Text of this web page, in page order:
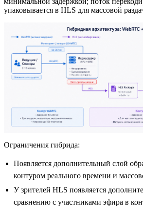
упаковывается в HLS для массовой
Ограничения гибрида:
Появляется дополнительный слой
контуром реального времени и
У зрителей HLS появляется
сравнению с участниками эфира в